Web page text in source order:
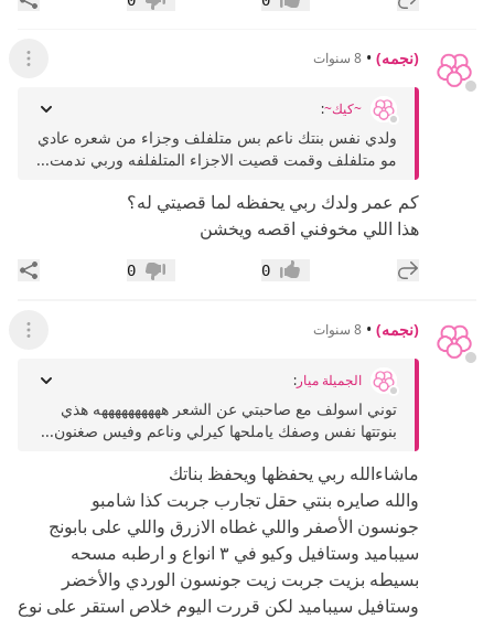
إعجاب عدم إعجاب
(نجمه) • 8 سنوات عرض
~كيك~:
ولدي نفس بنتك ناعم بس متلفلف وجزاء من شعره عادي
مو متلفلف وقمت قصيت الاجزاء المتلفلفه وربي ندمت...
كم عمر ولدك ربي يحفظه لما قصيتي له؟
هذا اللي مخوفني اقصه ويخشن
إضافة رد جديد إعجاب0 عدم إعجاب
0
(نجمه) • 8 سنوات عرض
الجميلة ميار:
توني اسولف مع صاحبتي عن الشعر ههههههههههه هذي
بنوتتها نفس وصفك ياملحها كيرلي وناعم وفيس صغنون...
ماشاءالله ربي يحفظها ويحفظ بناتك
والله صايره بنتي حقل تجارب جربت كذا شامبو
جونسون الأصفر واللي غطاه الازرق واللي على بابونج
سيباميد وستافيل وكيو في ٣ انواع و ارطبه مسحه
بسيطه بزيت جربت زيت جونسون الوردي والأخضر
وستافيل سيباميد لكن قررت اليوم خلاص استقر على نوع